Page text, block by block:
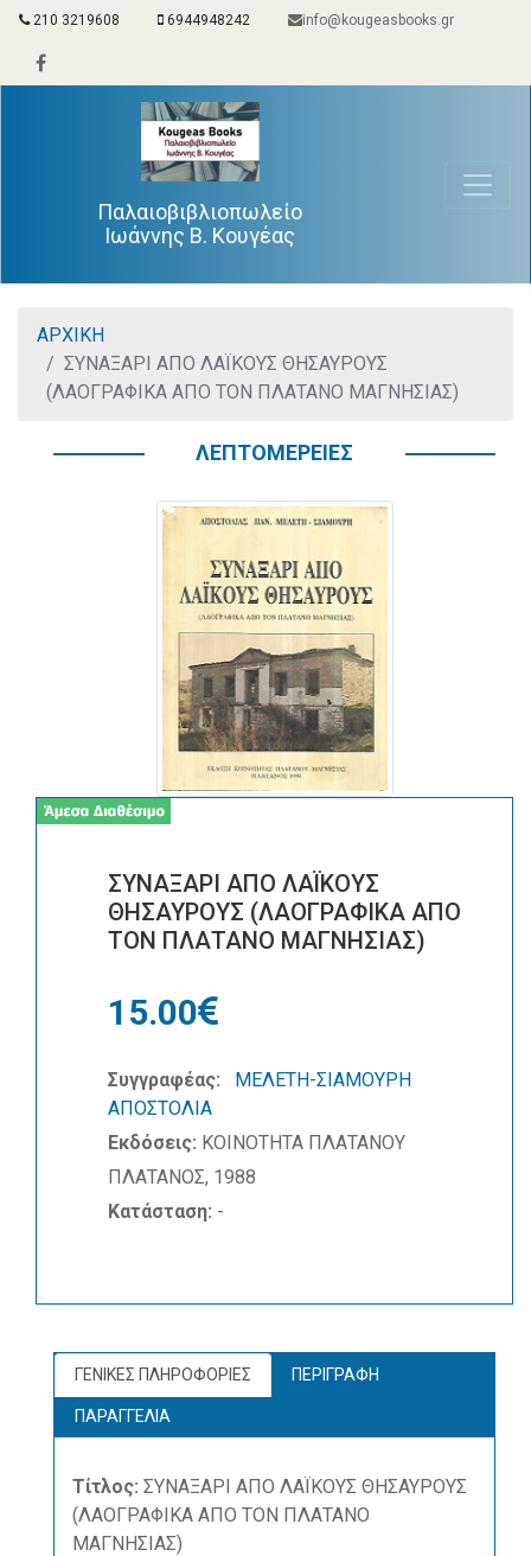
210 3219608 6944948242 info@kougeasbooks.gr
Παλαιοβιβλιοπωλείο
Ιωάννης Β. Κουγέας
ΑΡΧΙΚΗ
ΣΥΝΑΞΑΡΙ ΑΠΟ ΛΑΪΚΟΥΣ ΘΗΣΑΥΡΟΥΣ
(ΛΑΟΓΡΑΦΙΚΑ ΑΠΟ ΤΟΝ ΠΛΑΤΑΝΟ ΜΑΓΝΗΣΙΑΣ)
ΛΕΠΤΟΜΕΡΕΙΕΣ
ΣΥΝΑΞΑΡΙ ΑΠΟ ΛΑΪΚΟΥΣ
ΘΗΣΑΥΡΟΥΣ (ΛΑΟΓΡΑΦΙΚΑ ΑΠΟ
ΤΟΝ ΠΛΑΤΑΝΟ ΜΑΓΝΗΣΙΑΣ)
15.00
Συγγραφέας:
ΜΕΛΕΤΗ-ΣΙΑΜΟΥΡΗ
ΑΠΟΣΤΟΛΙΑ
Εκδόσεις: ΚΟΙΝΟΤΗΤΑ ΠΛΑΤΑΝΟΥ
ΠΛΑΤΑΝΟΣ, 1988
Κατάσταση: -
ΓΕΝΙΚΕΣ ΠΛΗΡΟΦΟΡΙΕΣ ΠΕΡΙΓΡΑΦΗ
ΠΑΡΑΓΓΕΛΙΑ
Τίτλος: ΣΥΝΑΞΑΡΙ ΑΠΟ ΛΑΪΚΟΥΣ ΘΗΣΑΥΡΟΥΣ
(ΛΑΟΓΡΑΦΙΚΑ ΑΠΟ ΤΟΝ ΠΛΑΤΑΝΟ
ΜΑΓΝΗΣΙΑΣ)